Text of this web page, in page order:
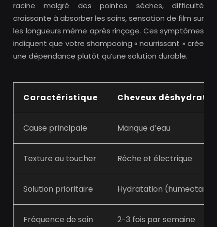
racine malgré des pointes sèches, difficulté
croissante à absorber les soins, sensation de film sur
les longueurs même après rinçage. Ces symptômes
indiquent que votre shampooing « nourrissant » crée
une dépendance plutôt qu’une solution durable.
Caractéristique Cheveux déshydratés
Cause principale Manque d’eau
Texture au toucher Rêche et électrique
Solution prioritaire Hydratation
Fréquence de soin 2-3 fois par semaine